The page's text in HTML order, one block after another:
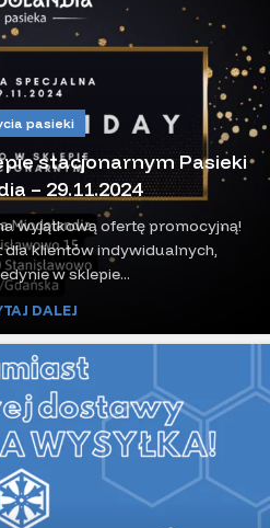
pasieki
stacjonarnym Pasieki
– 29.11.2024
wyjątkową ofertę promocyjną!
klientów indywidualnych,
w sklepie...
DALEJ